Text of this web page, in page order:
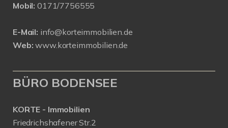
Mobil: 0171/7756555
E-Mail: info@korteimmobilien.de
Web: www.korteimmobilien.de
BÜRO BODENSEE
KORTE - Immobilien
Friedrichshafener Str.2